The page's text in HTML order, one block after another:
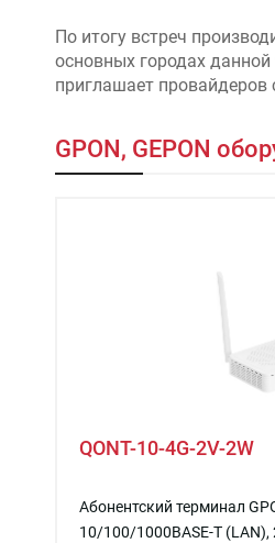
По итогу встреч
основных городах
приглашает провайдеров
GPON, GEPON
QONT-10-4G-2V-2W
Абонентский терминал
10/100/1000BASE-T (LAN),